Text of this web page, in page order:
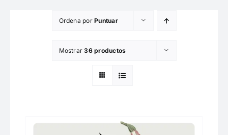
Ordena porPuntuar
Mostrar36 productos